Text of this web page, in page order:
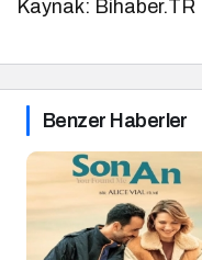
Kaynak: Bihaber.TR
Benzer Haberler